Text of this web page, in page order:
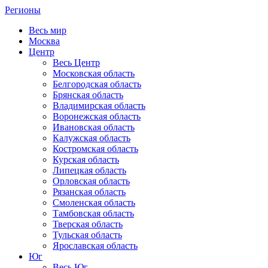
Регионы
Весь мир
Москва
Центр
Весь Центр
Московская область
Белгородская область
Брянская область
Владимирская область
Воронежская область
Ивановская область
Калужская область
Костромская область
Курская область
Липецкая область
Орловская область
Рязанская область
Смоленская область
Тамбовская область
Тверская область
Тульская область
Ярославская область
Юг